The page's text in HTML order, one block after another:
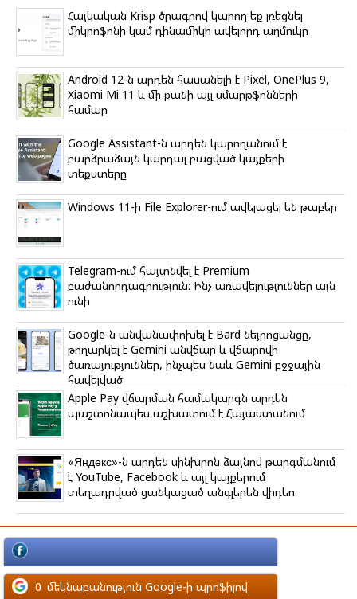
o
k
r
a
m
a
s
i
k
i
p
p
Հայկական Krisp ծրագրով կարող եք լռեցնել
միկրոֆոնի կամ դինամիկի ավելորդ աղմուկը
Android 12-ն արդեն հասանելի է Pixel, OnePlus 9,
Xiaomi Mi 11 և մի քանի այլ սմարթֆոնների
համար
Google Assistant-ն արդեն կարողանում է
բարձրաձայն կարդալ բացված կայքերի
տեքստերը
Windows 11-ի File Explorer-ում ավելացել են թաբեր
Telegram-ում հայտնվել է Premium
բաժանորդագրություն: Ինչ առավելություններ այն
ունի
Google-ն անվանափոխել է Bard նեյրոցանցը,
թողարկել է Gemini անվճար և վճարովի
ծառայություններ, ինչպես նաև Gemini բջջային
հավելված
Apple Pay վճարման համակարգն արդեն
պաշտոնապես աշխատում է Հայաստանում
«Яндекс»-ն արդեն սինխրոն ձայնով թարգմանում
է YouTube, Facebook և այլ կայքերում
տեղադրված ցանկացած անգլերեն վիդեո
մեկնաբանություն Facebook-ի պրոֆիլով
0 մեկնաբանություն Google-ի պրոֆիլով